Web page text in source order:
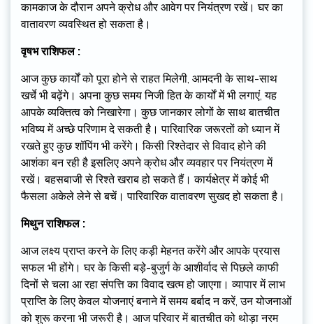
कामकाज के दौरान अपने क्रोध और आवेग पर नियंत्रण रखें। घर का
वातावरण व्यवस्थित हो सकता है।
वृषभ राशिफल :
आज कुछ कार्यों को पूरा होने से राहत मिलेगी, आमदनी के साथ-साथ
खर्चे भी बढ़ेंगे। अपना कुछ समय निजी हित के कार्यों में भी लगाएं, यह
आपके व्यक्तित्व को निखारेगा। कुछ जानकार लोगों के साथ बातचीत
भविष्य में अच्छे परिणाम दे सकती है। पारिवारिक जरूरतों को ध्यान में
रखते हुए कुछ शॉपिंग भी करेंगे। किसी रिश्तेदार से विवाद होने की
आशंका बन रही है इसलिए अपने क्रोध और व्यवहार पर नियंत्रण में
रखें। बहसबाजी से रिश्ते खराब हो सकते हैं। कार्यक्षेत्र में कोई भी
फैसला अकेले लेने से बचें। पारिवारिक वातावरण सुखद हो सकता है।
मिथुन राशिफल :
आज लक्ष्य प्राप्त करने के लिए कड़ी मेहनत करेंगे और आपके प्रयास
सफल भी होंगे। घर के किसी बड़े-बुजुर्ग के आशीर्वाद से पिछले काफी
दिनों से चला आ रहा संपत्ति का विवाद खत्म हो जाएगा। व्यापार में लाभ
प्राप्ति के लिए केवल योजनाएं बनाने में समय बर्बाद न करें, उन योजनाओं
को शुरू करना भी जरूरी है। आज परिवार में बातचीत को थोड़ा नरम